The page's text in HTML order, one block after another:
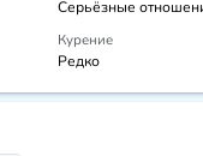
Серьёзные
Курение
Редко